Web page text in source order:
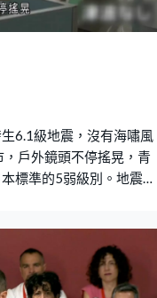
6.1級地震，沒有海嘯風
戶外鏡頭不停搖晃，青
標準的5弱級別。地震在
縣外海周四發生7.2級地